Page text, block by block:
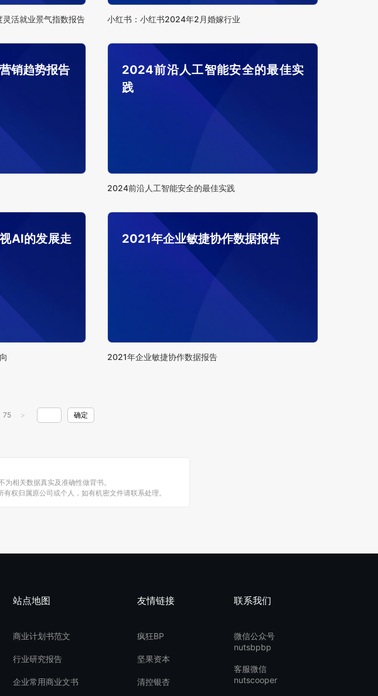
活就业景气指数报告 小红书：小红书2024年2月婚嫁行业
销趋势报告
2024前沿人工智能安全的最佳实
践
2024前沿人工智能安全的最佳实践
AI的发展走
2021年企业敏捷协作数据报告
2021年企业敏捷协作数据报告
75 > 确定
相关数据真实及准确性做背书。
权归属原公司或个人，如有机密文件请联系处理。
站点地图
商业计划书范文
行业研究报告
企业常用商业文书
友情链接
疯狂BP
坚果资本
清控银杏
联系我们
微信公众号
nutsbpbp
客服微信
nutscooper